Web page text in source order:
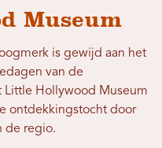
Museum
is gewijd aan het
van de
Hollywood Museum
ontdekkingstocht door
de regio.